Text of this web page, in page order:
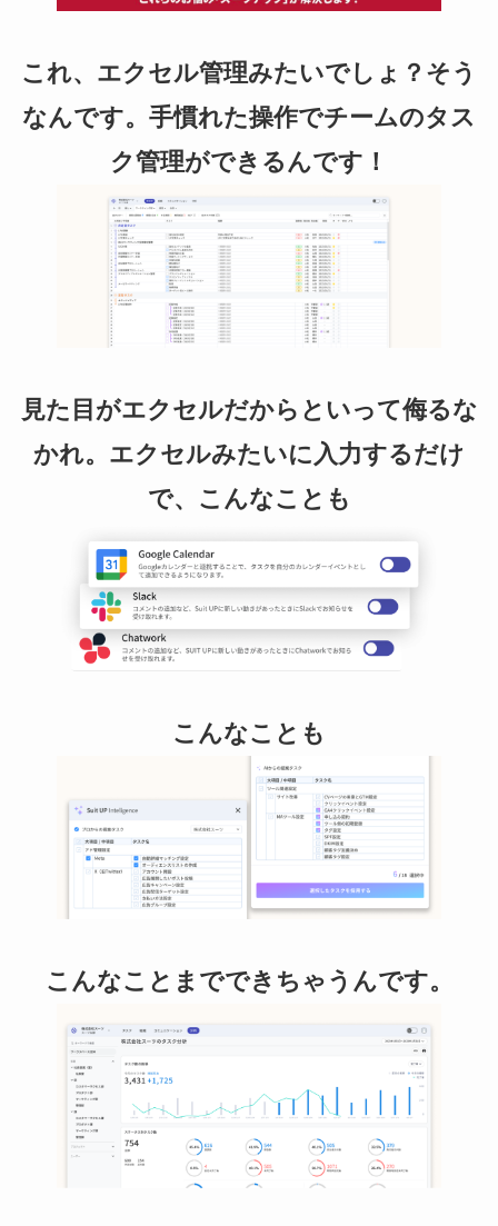
これ、エクセル管理みたいでしょ？そう
なんです。手慣れた操作でチームのタス
ク管理ができるんです！
見た目がエクセルだからといって侮るな
かれ。エクセルみたいに入力するだけ
で、こんなことも
こんなことも
こんなことまでできちゃうんです。